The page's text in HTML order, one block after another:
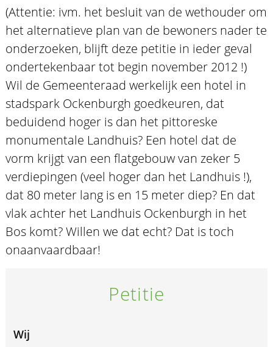
(Attentie: ivm. het besluit van de wethouder om
het alternatieve plan van de bewoners nader te
onderzoeken, blijft deze petitie in ieder geval
ondertekenbaar tot begin november 2012 !)
Wil de Gemeenteraad werkelijk een hotel in
stadspark Ockenburgh goedkeuren, dat
beduidend hoger is dan het pittoreske
monumentale Landhuis? Een hotel dat de
vorm krijgt van een flatgebouw van zeker 5
verdiepingen (veel hoger dan het Landhuis !),
dat 80 meter lang is en 15 meter diep? En dat
vlak achter het Landhuis Ockenburgh in het
Bos komt? Willen we dat echt? Dat is toch
onaanvaardbaar!
Petitie
Wij